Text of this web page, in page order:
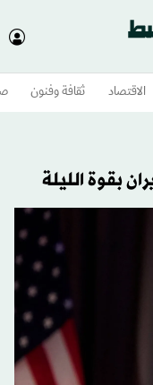
الاقتصاد ثقافة وفنون
بقوة الليلة